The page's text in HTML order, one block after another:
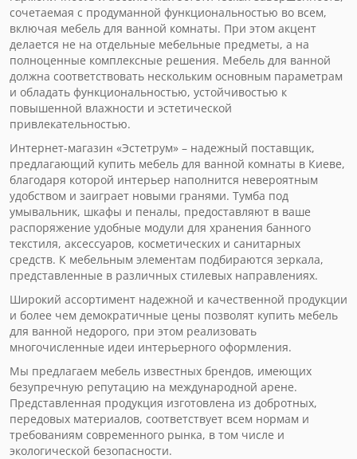
сочетаемая с продуманной функциональностью во всем,
включая мебель для ванной комнаты. При этом акцент
делается не на отдельные мебельные предметы, а на
полноценные комплексные решения. Мебель для ванной
должна соответствовать нескольким основным параметрам
и обладать функциональностью, устойчивостью к
повышенной влажности и эстетической
привлекательностью.
Интернет-магазин «Эстетрум» – надежный поставщик,
предлагающий купить мебель для ванной комнаты в Киеве,
благодаря которой интерьер наполнится невероятным
удобством и заиграет новыми гранями. Тумба под
умывальник, шкафы и пеналы, предоставляют в ваше
распоряжение удобные модули для хранения банного
текстиля, аксессуаров, косметических и санитарных
средств. К мебельным элементам подбираются зеркала,
представленные в различных стилевых направлениях.
Широкий ассортимент надежной и качественной продукции
и более чем демократичные цены позволят купить мебель
для ванной недорого, при этом реализовать
многочисленные идеи интерьерного оформления.
Мы предлагаем мебель известных брендов, имеющих
безупречную репутацию на международной арене.
Представленная продукция изготовлена из добротных,
передовых материалов, соответствует всем нормам и
требованиям современного рынка, в том числе и
экологической безопасности.